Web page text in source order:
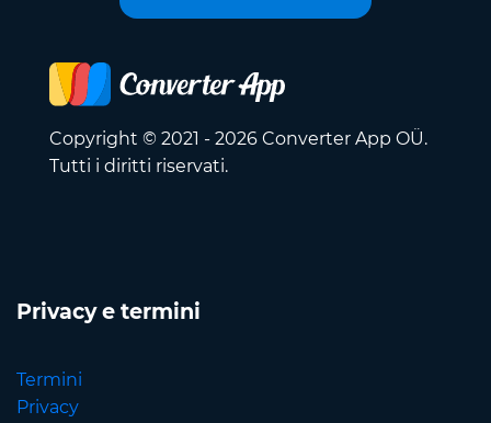
Copyright © 2021 - 2026 Converter App OÜ.
Tutti i diritti riservati.
Privacy e termini
Termini
Privacy